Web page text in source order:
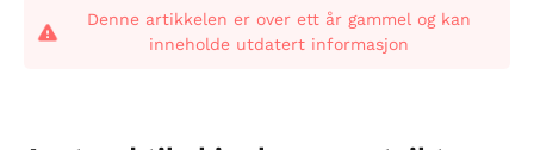
Denne artikkelen er over ett år gammel og kan
inneholde utdatert informasjon